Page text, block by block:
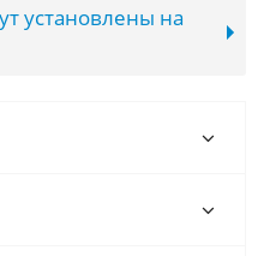
установлены на